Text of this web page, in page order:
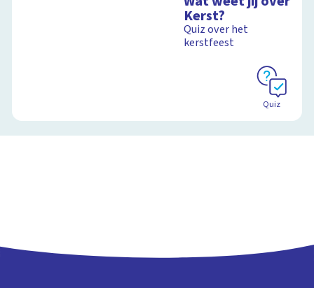
Kerst?
Quiz over het
kerstfeest
Quiz